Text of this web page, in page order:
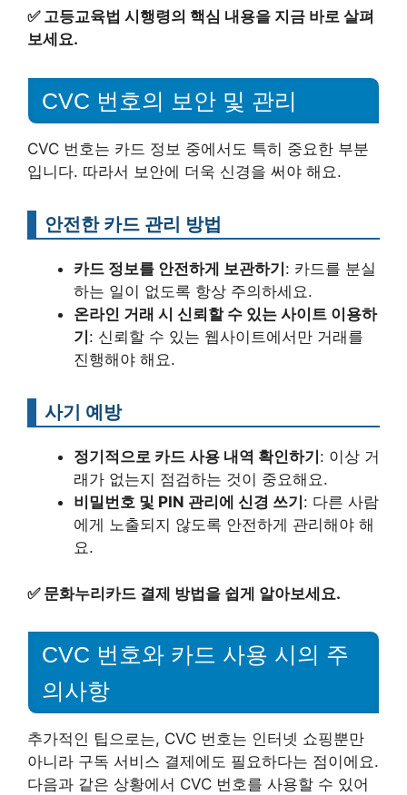
✅ 고등교육법 시행령의 핵심 내용을 지금 바로 살펴
보세요.
CVC 번호의 보안 및 관리
CVC 번호는 카드 정보 중에서도 특히 중요한 부분
입니다. 따라서 보안에 더욱 신경을 써야 해요.
안전한 카드 관리 방법
카드 정보를 안전하게 보관하기 : 카드를 분실
하는 일이 없도록 항상 주의하세요.
온라인 거래 시 신뢰할 수 있는 사이트 이용하
기 : 신뢰할 수 있는 웹사이트에서만 거래를
진행해야 해요.
사기 예방
정기적으로 카드 사용 내역 확인하기 : 이상 거
래가 없는지 점검하는 것이 중요해요.
비밀번호 및 PIN 관리에 신경 쓰기 : 다른 사람
에게 노출되지 않도록 안전하게 관리해야 해
요.
✅ 문화누리카드 결제 방법을 쉽게 알아보세요.
CVC 번호와 카드 사용 시의 주
의사항
추가적인 팁으로는, CVC 번호는 인터넷 쇼핑뿐만
아니라 구독 서비스 결제에도 필요하다는 점이에요.
다음과 같은 상황에서 CVC 번호를 사용할 수 있어